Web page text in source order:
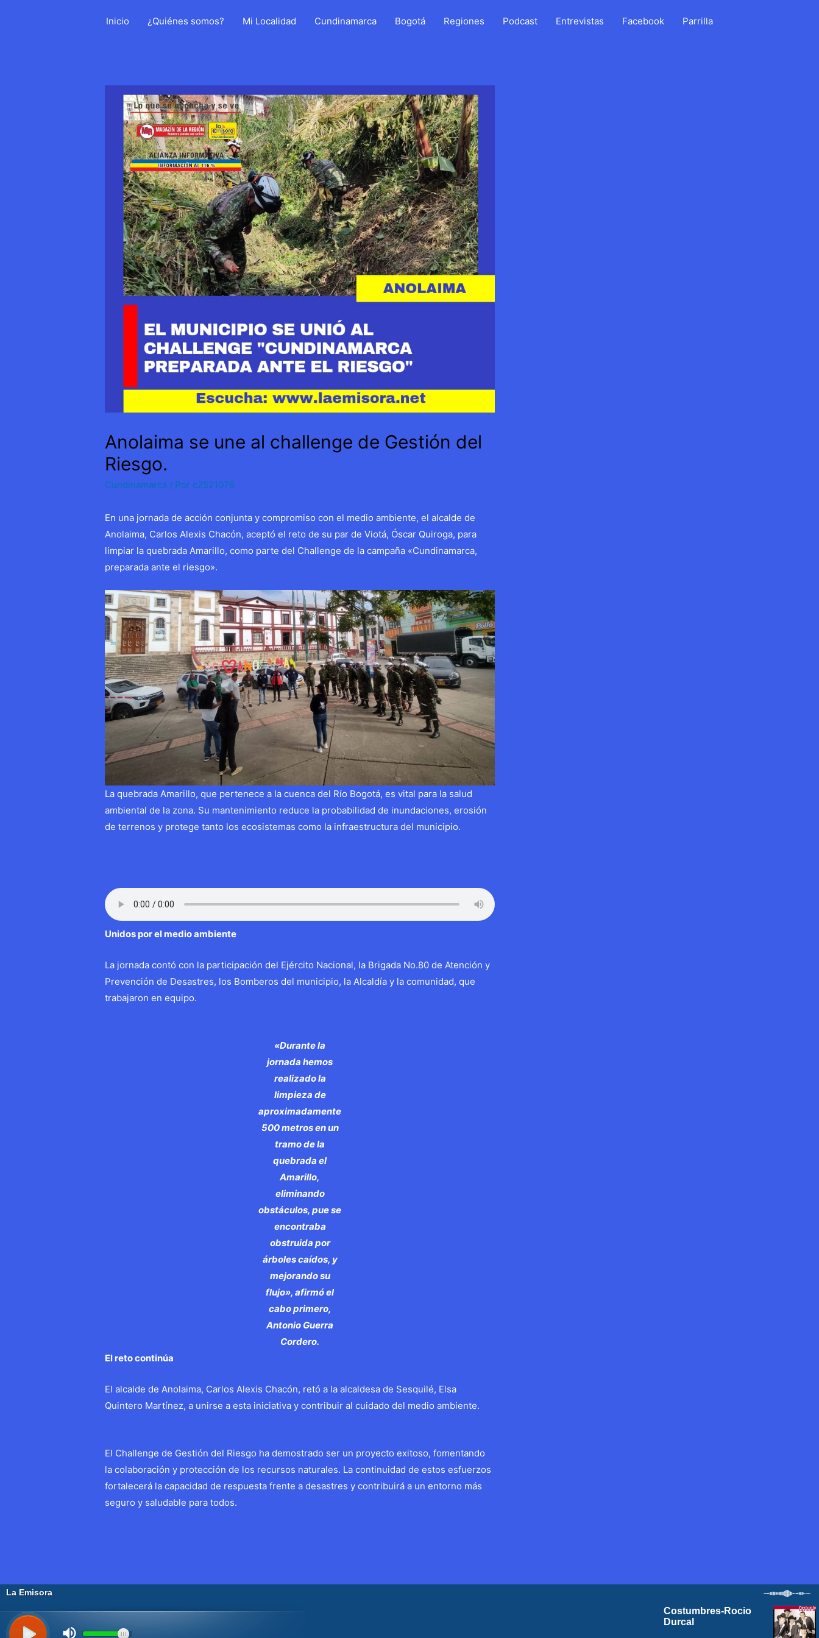
Inicio ¿Quiénes somos? Mi Localidad Cundinamarca Bogotá Regiones Podcast Entrevistas Facebook Parrilla
Anolaima se une al challenge de Gestión del
Riesgo.
Cundinamarca / Por c2521078
En una jornada de acción conjunta y compromiso con el medio ambiente, el alcalde de
Anolaima, Carlos Alexis Chacón, aceptó el reto de su par de Viotá, Óscar Quiroga, para
limpiar la quebrada Amarillo, como parte del Challenge de la campaña «Cundinamarca,
preparada ante el riesgo».
La quebrada Amarillo, que pertenece a la cuenca del Río Bogotá, es vital para la salud
ambiental de la zona. Su mantenimiento reduce la probabilidad de inundaciones, erosión
de terrenos y protege tanto los ecosistemas como la infraestructura del municipio.
Unidos por el medio ambiente
La jornada contó con la participación del Ejército Nacional, la Brigada No.80 de Atención y
Prevención de Desastres, los Bomberos del municipio, la Alcaldía y la comunidad, que
trabajaron en equipo.
«Durante la
jornada hemos
realizado la
limpieza de
aproximadamente
500 metros en un
tramo de la
quebrada el
Amarillo,
eliminando
obstáculos, pue se
encontraba
obstruida por
árboles caídos, y
mejorando su
flujo», afirmó el
cabo primero,
Antonio Guerra
Cordero.
El reto continúa
El alcalde de Anolaima, Carlos Alexis Chacón, retó a la alcaldesa de Sesquilé, Elsa
Quintero Martínez, a unirse a esta iniciativa y contribuir al cuidado del medio ambiente.
El Challenge de Gestión del Riesgo ha demostrado ser un proyecto exitoso, fomentando
la colaboración y protección de los recursos naturales. La continuidad de estos esfuerzos
fortalecerá la capacidad de respuesta frente a desastres y contribuirá a un entorno más
seguro y saludable para todos.
Navegación